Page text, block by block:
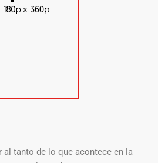
al tanto de lo que acontece en la